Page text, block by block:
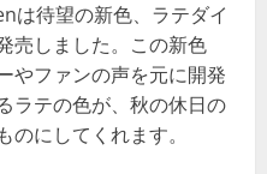
は待望の新色、ラテダイ
売しました。この新色
やファンの声を元に開発
ラテの色が、秋の休日の
にしてくれます。